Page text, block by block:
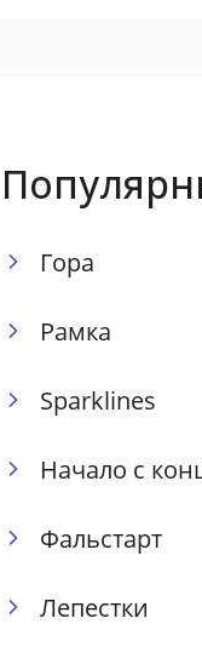
Гора
Рамка
Sparklines
Начало с
Фальстарт
Лепестки